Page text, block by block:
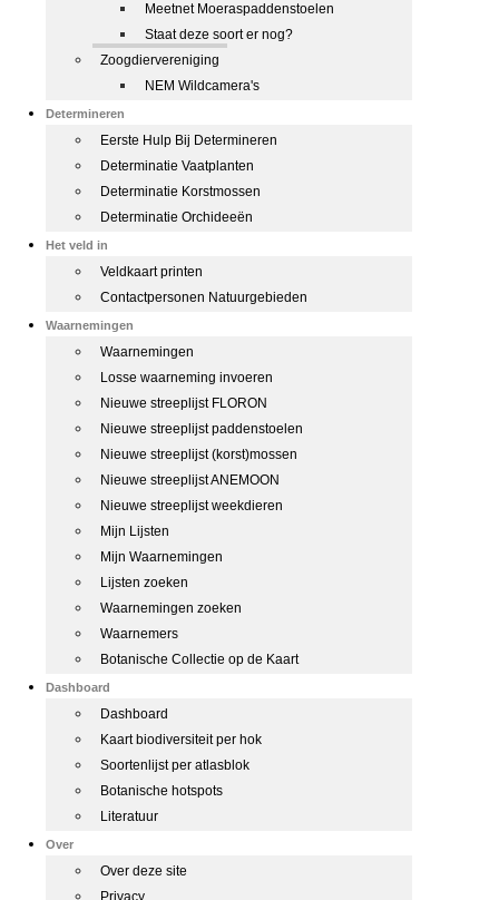
Meetnet Moeraspaddenstoelen
Staat deze soort er nog?
Zoogdiervereniging
NEM Wildcamera's
Determineren
Eerste Hulp Bij Determineren
Determinatie Vaatplanten
Determinatie Korstmossen
Determinatie Orchideeën
Het veld in
Veldkaart printen
Contactpersonen Natuurgebieden
Waarnemingen
Waarnemingen
Losse waarneming invoeren
Nieuwe streeplijst FLORON
Nieuwe streeplijst paddenstoelen
Nieuwe streeplijst (korst)mossen
Nieuwe streeplijst ANEMOON
Nieuwe streeplijst weekdieren
Mijn Lijsten
Mijn Waarnemingen
Lijsten zoeken
Waarnemingen zoeken
Waarnemers
Botanische Collectie op de Kaart
Dashboard
Dashboard
Kaart biodiversiteit per hok
Soortenlijst per atlasblok
Botanische hotspots
Literatuur
Over
Over deze site
Privacy